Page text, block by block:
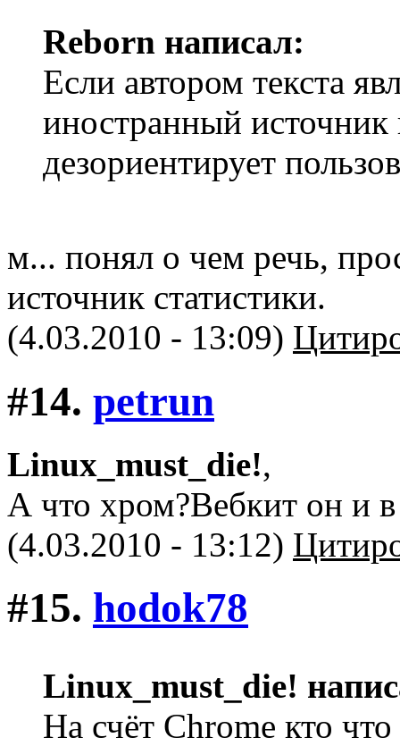
Reborn написал:
Если автором текста
иностранный источник
дезориентирует
м... понял о чем речь,
источник статистики.
(4.03.2010 - 13:09)
#14. petrun
Linux_must_die!,
А что хром?Вебкит он и в
(4.03.2010 - 13:12)
#15. hodok78
Linux_must_die!
На счёт Chrome кто что